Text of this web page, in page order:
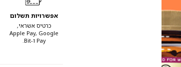
אפשרויות תשלום
כרטיס אשראי,
Apple Pay, Google
Pay ו-Bit.